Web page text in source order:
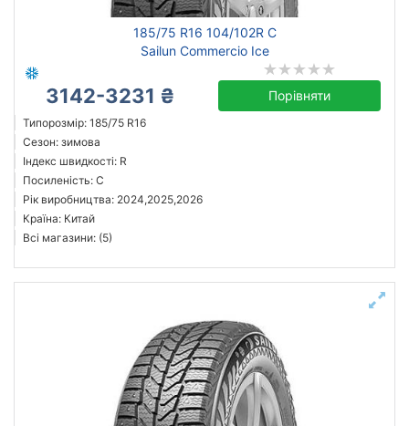
185/75 R16 104/102R C
Sailun Commercio Ice
3142-3231 ₴ Порівняти
Типорозмір: 185/75 R16
Сезон: зимова
Індекс швидкості: R
Посиленість: C
Рік виробництва: 2024,2025,2026
Країна: Китай
Всі магазини: (5)